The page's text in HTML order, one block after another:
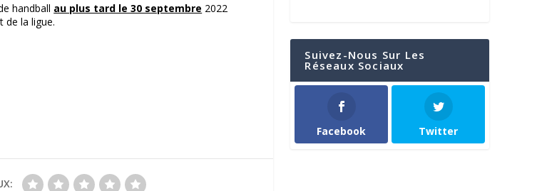
handball au plus tard le 30 septembre 2022
de la ligue.
Suivez-Nous Sur Les
Réseaux Sociaux
Facebook Twitter